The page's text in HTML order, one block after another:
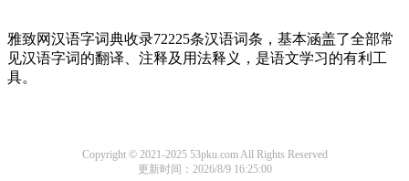
雅致网汉语字词典收录72225条汉语词条，基本涵盖了全部常
见汉语字词的翻译、注释及用法释义，是语文学习的有利工
具。
Copyright © 2021-2025 53pku.com All Rights Reserved
更新时间：2026/8/9 16:25:00